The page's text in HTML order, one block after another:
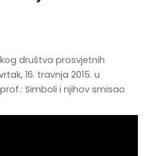
društva prosvjetnih
16. travnja 2015. u
Simboli i njihov smisao